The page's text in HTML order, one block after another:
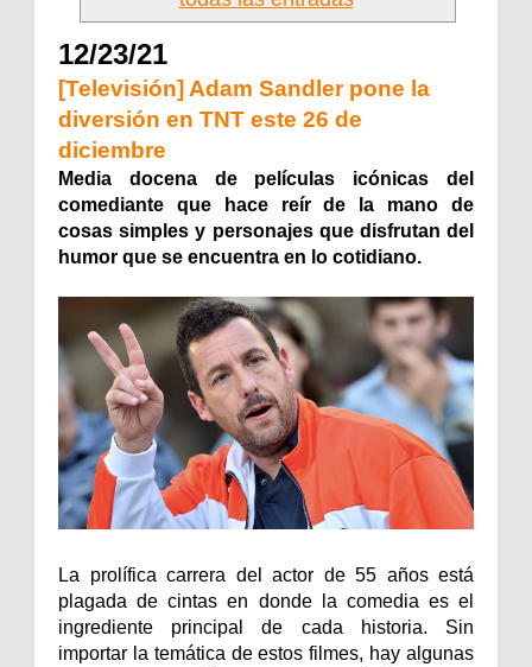
12/23/21
[Televisión] Adam Sandler pone la
diversión en TNT este 26 de
diciembre
Media docena de películas icónicas del
comediante que hace reír de la mano de
cosas simples y personajes que disfrutan del
humor que se encuentra en lo cotidiano.
La prolífica carrera del actor de 55 años está
plagada de cintas en donde la comedia es el
ingrediente principal de cada historia. Sin
importar la temática de estos filmes, hay algunas